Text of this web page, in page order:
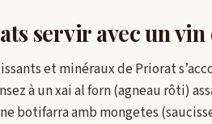
servir avec un
et minéraux de Priorat
à un xai al forn (agneau rôti)
botifarra amb mongetes